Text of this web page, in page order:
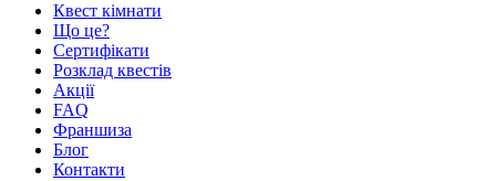
Квест кімнати
Що це?
Сертифікати
Розклад квестів
Акції
FAQ
Франшиза
Блог
Контакти